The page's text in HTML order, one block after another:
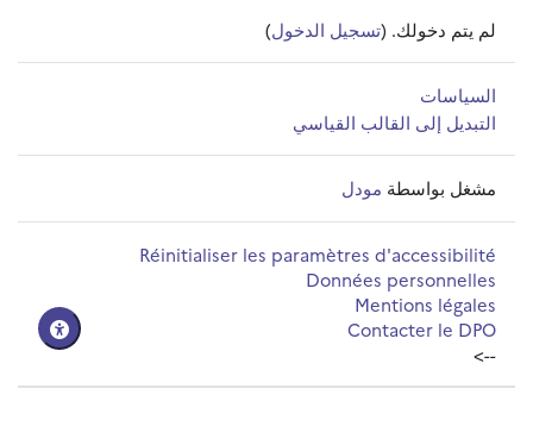
لم يتم دخولك. (تسجيل الدخول)
السياسات
التبديل إلى القالب القياسي
مشغل بواسطة مودل
Réinitialiser les paramètres d'accessibilité
Données personnelles
Mentions légales
Contacter le DPO
-->